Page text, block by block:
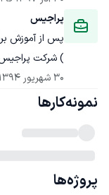
پراجیس
پس از آموزش
) شرکت پراجیس
30 شهریور 1394
نمونه‌کارها
پروژه‌ها